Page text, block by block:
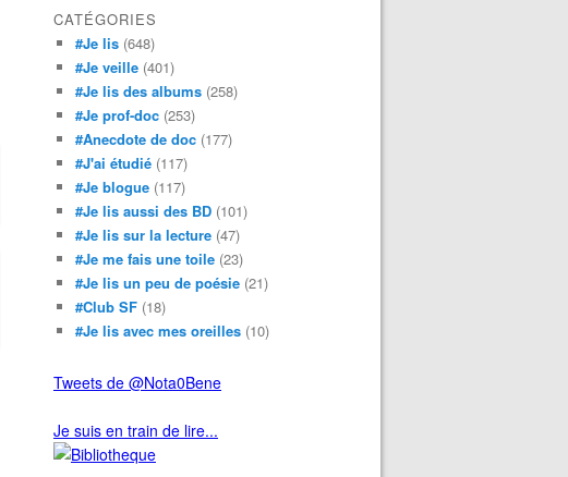
CATÉGORIES
#Je lis (648)
#Je veille (401)
#Je lis des albums (258)
#Je prof-doc (253)
#Anecdote de doc (177)
#J'ai étudié (117)
#Je blogue (117)
#Je lis aussi des BD (101)
#Je lis sur la lecture (47)
#Je me fais une toile (23)
#Je lis un peu de poésie (21)
#Club SF (18)
#Je lis avec mes oreilles (10)
Tweets de @Nota0Bene
Je suis en train de lire...